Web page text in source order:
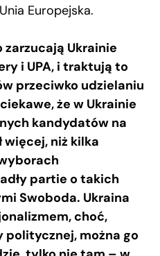
Europejska.
Ukrainie
i UPA, i traktują to
przeciwko udzielaniu
że w Ukrainie
kandydatów na
więcej, niż kilka
partie o takich
Swoboda. Ukraina
choć,
politycznej, można go